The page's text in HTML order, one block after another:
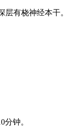
有桡神经本干。
钟。